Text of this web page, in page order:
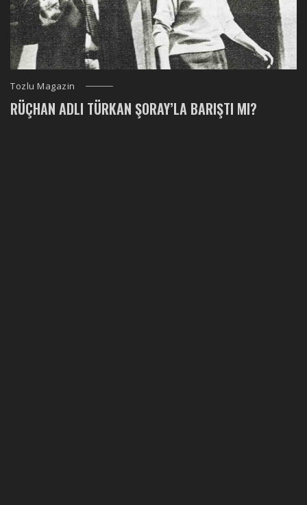
Tozlu Magazin
RÜÇHAN ADLI TÜRKAN ŞORAY’LA BARIŞTI MI?